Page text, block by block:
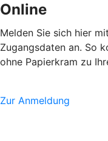
Online
Melden Sie sich hier
Zugangsdaten an. So
ohne Papierkram zu
Zur Anmeldung